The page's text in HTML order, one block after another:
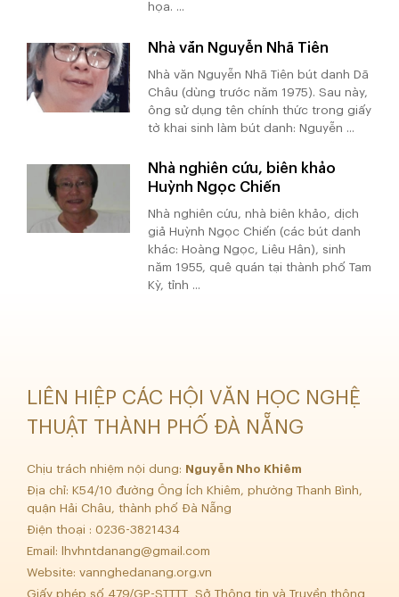
họa. ...
Nhà văn Nguyễn Nhã Tiên
Nhà văn Nguyễn Nhã Tiên bút danh Dã
Châu (dùng trước năm 1975). Sau này,
ông sử dụng tên chính thức trong giấy
tờ khai sinh làm bút danh: Nguyễn ...
Nhà nghiên cứu, biên khảo
Huỳnh Ngọc Chiến
Nhà nghiên cứu, nhà biên khảo, dịch
giả Huỳnh Ngọc Chiến (các bút danh
khác: Hoàng Ngọc, Liêu Hân), sinh
năm 1955, quê quán tại thành phố Tam
Kỳ, tỉnh ...
LIÊN HIỆP CÁC HỘI VĂN HỌC NGHỆ
THUẬT THÀNH PHỐ ĐÀ NẴNG
Chịu trách nhiệm nội dung: Nguyễn Nho Khiêm
Địa chỉ: K54/10 đường Ông Ích Khiêm, phường Thanh Bình,
quận Hải Châu, thành phố Đà Nẵng
Điện thoại : 0236-3821434
Email:
lhvhntdanang@gmail.com
Website: vannghedanang.org.vn
Giấy phép số 479/GP-STTTT Sở Thông tin và Truyền thông